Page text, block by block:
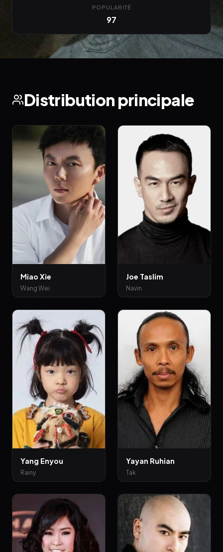
POPULARITÉ
97
Distribution principale
Miao Xie
Wang Wei
Joe Taslim
Navin
Yang Enyou
Rainy
Yayan Ruhian
Tak